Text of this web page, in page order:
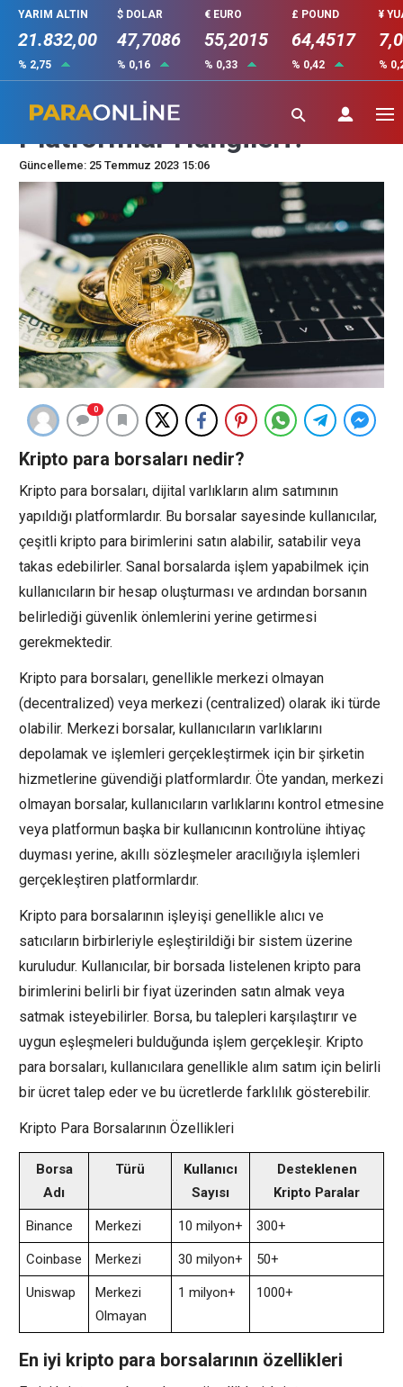
YARIM ALTIN
21.832,00
% 2,75
$ DOLAR
47,7086
% 0,16
€ EURO
55,2015
% 0,33
£ POUND
64,4517
% 0,42
¥
%
Kripto Para Borsaları: En İyi
Platformlar Hangileri?
Güncelleme: 25 Temmuz 2023 15:06
0
Kripto para borsaları nedir?
Kripto para borsaları, dijital varlıkların alım satımının
yapıldığı platformlardır. Bu borsalar sayesinde kullanıcılar,
çeşitli kripto para birimlerini satın alabilir, satabilir veya
takas edebilirler. Sanal borsalarda işlem yapabilmek için
kullanıcıların bir hesap oluşturması ve ardından borsanın
belirlediği güvenlik önlemlerini yerine getirmesi
gerekmektedir.
Kripto para borsaları, genellikle merkezi olmayan
(decentralized) veya merkezi (centralized) olarak iki türde
olabilir. Merkezi borsalar, kullanıcıların varlıklarını
depolamak ve işlemleri gerçekleştirmek için bir şirketin
hizmetlerine güvendiği platformlardır. Öte yandan, merkezi
olmayan borsalar, kullanıcıların varlıklarını kontrol etmesine
veya platformun başka bir kullanıcının kontrolüne ihtiyaç
duyması yerine, akıllı sözleşmeler aracılığıyla işlemleri
gerçekleştiren platformlardır.
Kripto para borsalarının işleyişi genellikle alıcı ve
satıcıların birbirleriyle eşleştirildiği bir sistem üzerine
kuruludur. Kullanıcılar, bir borsada listelenen kripto para
birimlerini belirli bir fiyat üzerinden satın almak veya
satmak isteyebilirler. Borsa, bu talepleri karşılaştırır ve
uygun eşleşmeleri bulduğunda işlem gerçekleşir. Kripto
para borsaları, kullanıcılara genellikle alım satım için belirli
bir ücret talep eder ve bu ücretlerde farklılık gösterebilir.
Kripto Para Borsalarının Özellikleri
Borsa
Adı
Türü
Kullanıcı
Sayısı
Desteklenen
Kripto Paralar
Binance Merkezi 10 milyon+ 300+
Coinbase Merkezi 30 milyon+ 50+
Uniswap
Merkezi
Olmayan
1 milyon+ 1000+
En iyi kripto para borsalarının özellikleri